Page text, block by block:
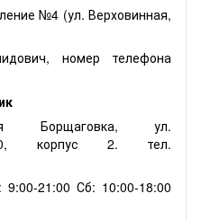
№4 (ул. Верховинная,
номер телефона
Борщаговка, ул.
10, корпус 2. тел.
21:00 Сб: 10:00-18:00